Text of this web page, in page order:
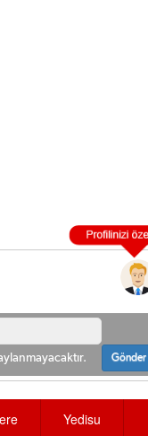
Gönder
Yedisu